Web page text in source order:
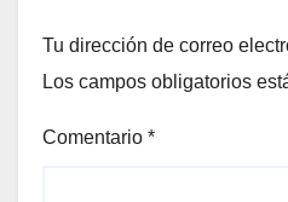
Tu dirección de correo
Los campos obligatorios
Comentario *